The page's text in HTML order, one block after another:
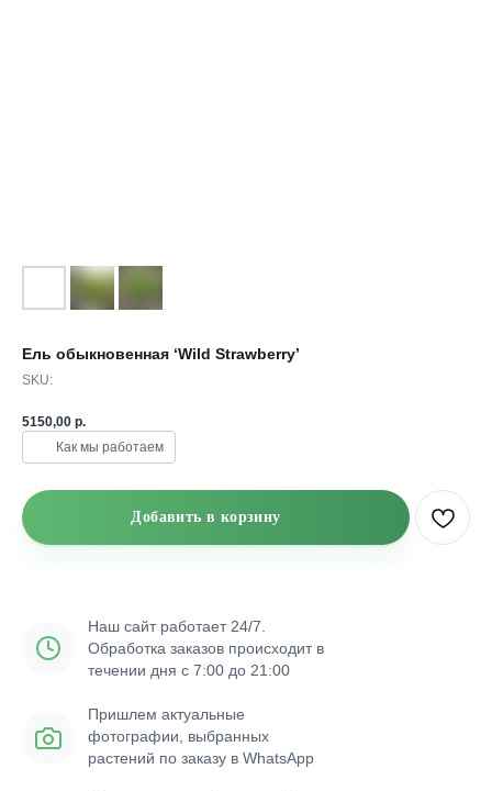
Ель обыкновенная ‘Wild Strawberry’
SKU:
5150,00 р.
Как мы работаем
Добавить в корзину
Наш сайт работает 24/7.
Обработка заказов происходит в
течении дня с 7:00 до 21:00
Пришлем актуальные
фотографии, выбранных
растений по заказу в WhatsApp